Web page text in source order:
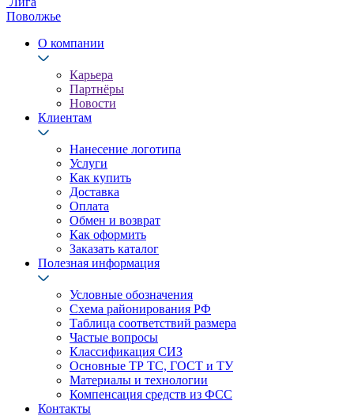
Поволжье
О компании
Карьера
Партнёры
Новости
Клиентам
Нанесение логотипа
Услуги
Как купить
Доставка
Оплата
Обмен и возврат
Как оформить
Заказать каталог
Полезная информация
Условные обозначения
Схема районирования РФ
Таблица соответствий размера
Частые вопросы
Классификация СИЗ
Основные ТР ТС, ГОСТ и ТУ
Материалы и технологии
Компенсация средств из ФСС
Контакты